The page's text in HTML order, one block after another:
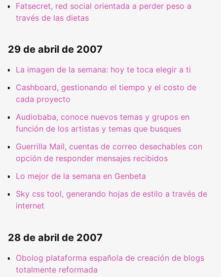
Fatsecret, red social orientada a perder peso a
través de las dietas
29 de abril de 2007
La imagen de la semana: hoy te toca elegir a ti
Cashboard, gestionando el tiempo y el costo de
cada proyecto
Audiobaba, conoce nuevos temas y grupos en
función de los artistas y temas que busques
Guerrilla Mail, cuentas de correo desechables con
opción de responder mensajes recibidos
Lo mejor de la semana en Genbeta
Sky css tool, generando hojas de estilo a través de
internet
28 de abril de 2007
Obolog plataforma española de creación de blogs
totalmente reformada